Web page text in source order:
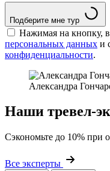
Подберите мне тур
Нажимая на кнопку,
персональных данных и
конфиденциальности.
Александра
Наши тревел-
Сэкономьте до 10% при
Все эксперты